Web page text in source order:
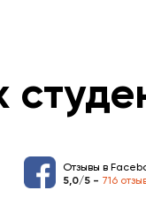
Отзывы в
5,0/5 - 716